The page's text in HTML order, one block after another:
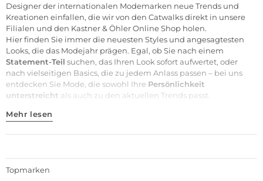
Designer der internationalen Modemarken neue Trends und
Kreationen einfallen, die wir von den Catwalks direkt in unsere
Filialen und den Kastner & Öhler Online Shop holen.
Hier finden Sie immer die neuesten Styles und angesagtesten
Looks, die das Modejahr prägen. Egal, ob Sie nach einem
Statement-Teil suchen, das Ihren Look sofort aufwertet, oder
nach vielseitigen Basics, die zu jedem Anlass passen – bei uns
entdecken Sie Mode, die sowohl Ihre Persönlichkeit
unterstreicht als auch zu den aktuellen Trends passt.
Mehr lesen
Topmarken